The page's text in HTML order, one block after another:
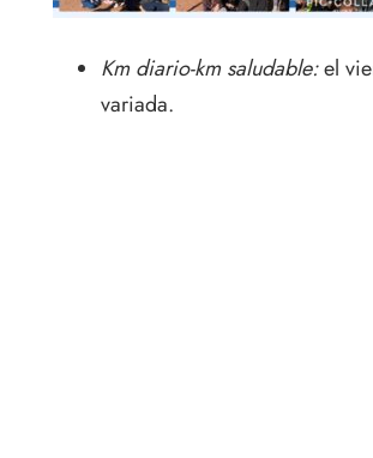
Km diario-km saludable:el
variada.